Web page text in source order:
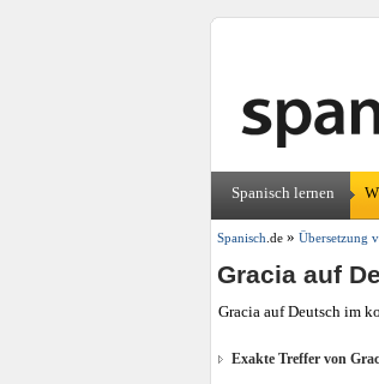
Spanisch lernen
Spanisch .de » Übersetzung
Gracia auf
Gracia auf Deutsch im
Exakte Treffer von